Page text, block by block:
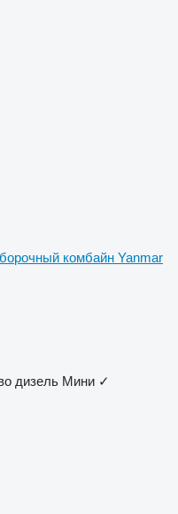
комбайн Yanmar
дизель Мини ✓